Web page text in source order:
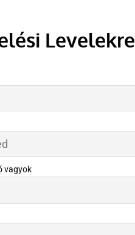
Levelekre
vagyok